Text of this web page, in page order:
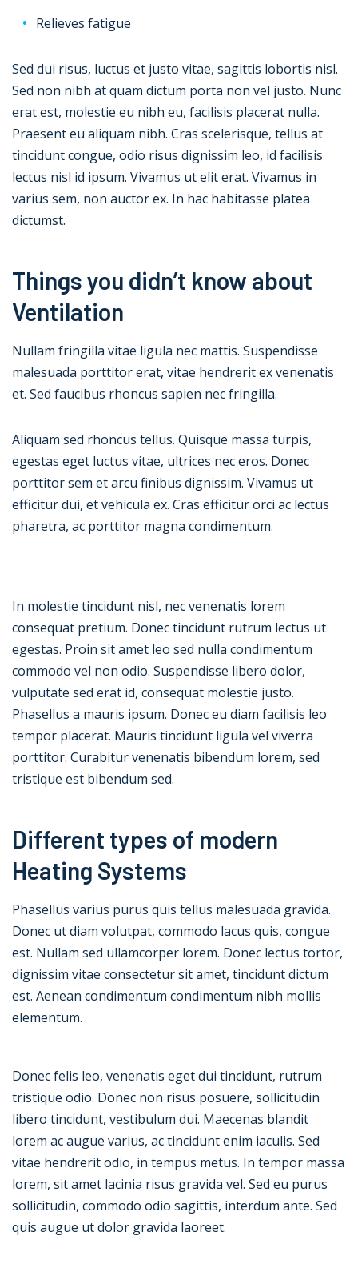
Relieves fatigue
Sed dui risus, luctus et justo vitae, sagittis lobortis nisl.
Sed non nibh at quam dictum porta non vel justo. Nunc
erat est, molestie eu nibh eu, facilisis placerat nulla.
Praesent eu aliquam nibh. Cras scelerisque, tellus at
tincidunt congue, odio risus dignissim leo, id facilisis
lectus nisl id ipsum. Vivamus ut elit erat. Vivamus in
varius sem, non auctor ex. In hac habitasse platea
dictumst.
Things you didn’t know about
Ventilation
Nullam fringilla vitae ligula nec mattis. Suspendisse
malesuada porttitor erat, vitae hendrerit ex venenatis
et. Sed faucibus rhoncus sapien nec fringilla.
Aliquam sed rhoncus tellus. Quisque massa turpis,
egestas eget luctus vitae, ultrices nec eros. Donec
porttitor sem et arcu finibus dignissim. Vivamus ut
efficitur dui, et vehicula ex. Cras efficitur orci ac lectus
pharetra, ac porttitor magna condimentum.
In molestie tincidunt nisl, nec venenatis lorem
consequat pretium. Donec tincidunt rutrum lectus ut
egestas. Proin sit amet leo sed nulla condimentum
commodo vel non odio. Suspendisse libero dolor,
vulputate sed erat id, consequat molestie justo.
Phasellus a mauris ipsum. Donec eu diam facilisis leo
tempor placerat. Mauris tincidunt ligula vel viverra
porttitor. Curabitur venenatis bibendum lorem, sed
tristique est bibendum sed.
Different types of modern
Heating Systems
Phasellus varius purus quis tellus malesuada gravida.
Donec ut diam volutpat, commodo lacus quis, congue
est. Nullam sed ullamcorper lorem. Donec lectus tortor,
dignissim vitae consectetur sit amet, tincidunt dictum
est. Aenean condimentum condimentum nibh mollis
elementum.
Donec felis leo, venenatis eget dui tincidunt, rutrum
tristique odio. Donec non risus posuere, sollicitudin
libero tincidunt, vestibulum dui. Maecenas blandit
lorem ac augue varius, ac tincidunt enim iaculis. Sed
vitae hendrerit odio, in tempus metus. In tempor massa
lorem, sit amet lacinia risus gravida vel. Sed eu purus
sollicitudin, commodo odio sagittis, interdum ante. Sed
quis augue ut dolor gravida laoreet.